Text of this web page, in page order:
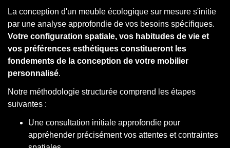
La conception d'un meuble écologique sur mesure s'initie
par une analyse approfondie de vos besoins spécifiques.
Votre configuration spatiale, vos habitudes de vie et
vos préférences esthétiques constitueront les
fondements de la conception de votre mobilier
personnalisé.
Notre méthodologie structurée comprend les étapes
suivantes :
Une consultation initiale approfondie pour
appréhender précisément vos attentes et contraintes